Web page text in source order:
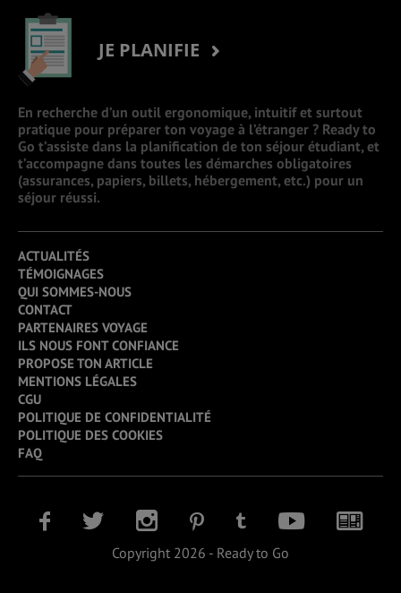
JE PLANIFIE
En recherche d’un outil ergonomique, intuitif et surtout
pratique pour préparer ton voyage à l’étranger ? Ready to
Go t’assiste dans la planification de ton séjour étudiant, et
t’accompagne dans toutes les démarches obligatoires
(assurances, papiers, billets, hébergement, etc.) pour un
séjour réussi.
ACTUALITÉS
TÉMOIGNAGES
QUI SOMMES-NOUS
CONTACT
PARTENAIRES VOYAGE
ILS NOUS FONT CONFIANCE
PROPOSE TON ARTICLE
MENTIONS LÉGALES
CGU
POLITIQUE DE CONFIDENTIALITÉ
POLITIQUE DES COOKIES
FAQ
Copyright 2026 - Ready to Go